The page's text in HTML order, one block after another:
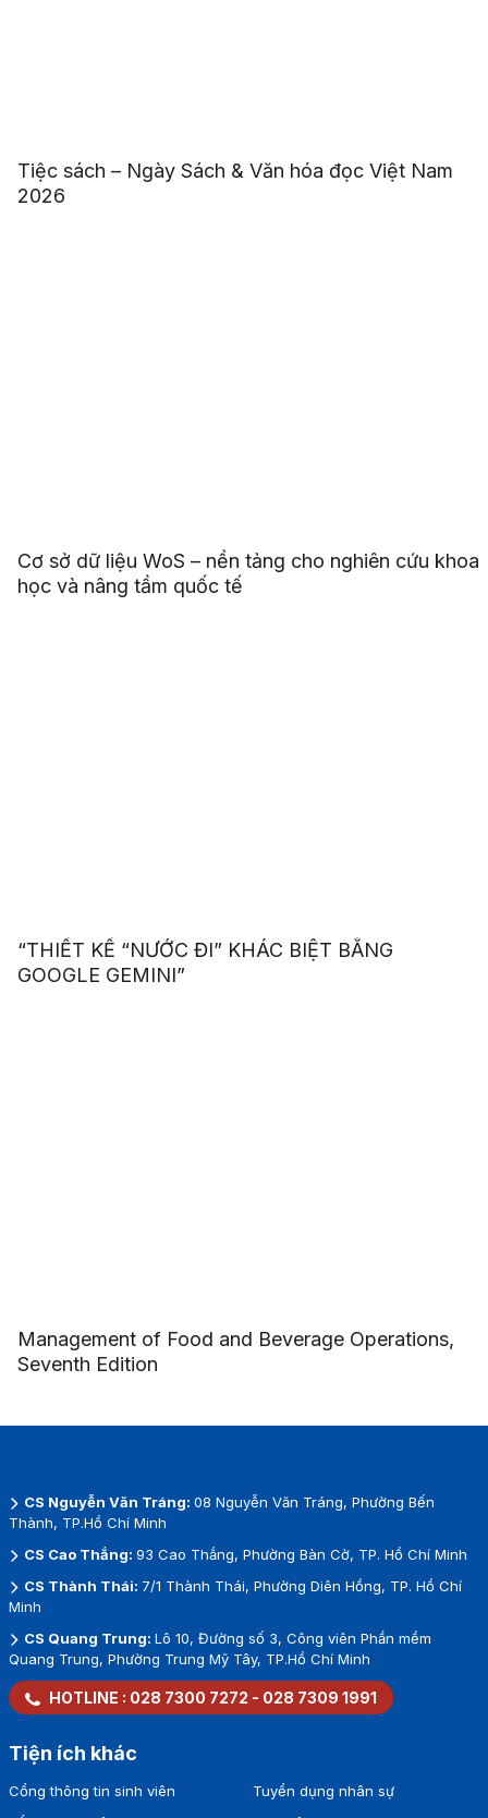
Tiệc sách – Ngày Sách & Văn hóa đọc Việt Nam
2026
Cơ sở dữ liệu WoS – nền tảng cho nghiên cứu khoa
học và nâng tầm quốc tế
“THIẾT KẾ “NƯỚC ĐI” KHÁC BIỆT BẰNG
GOOGLE GEMINI”
Management of Food and Beverage Operations,
Seventh Edition
CS Nguyễn Văn Tráng: 08 Nguyễn Văn Tráng, Phường Bến
Thành, TP.Hồ Chí Minh
CS Cao Thắng: 93 Cao Thắng, Phường Bàn Cờ, TP. Hồ Chí Minh
CS Thành Thái: 7/1 Thành Thái, Phường Diên Hồng, TP. Hồ Chí
Minh
CS Quang Trung: Lô 10, Đường số 3, Công viên Phần mềm
Quang Trung, Phường Trung Mỹ Tây, TP.Hồ Chí Minh
HOTLINE : 028 7300 7272 - 028 7309 1991
Tiện ích khác
Cổng thông tin sinh viên
Tuyển dụng nhân sự